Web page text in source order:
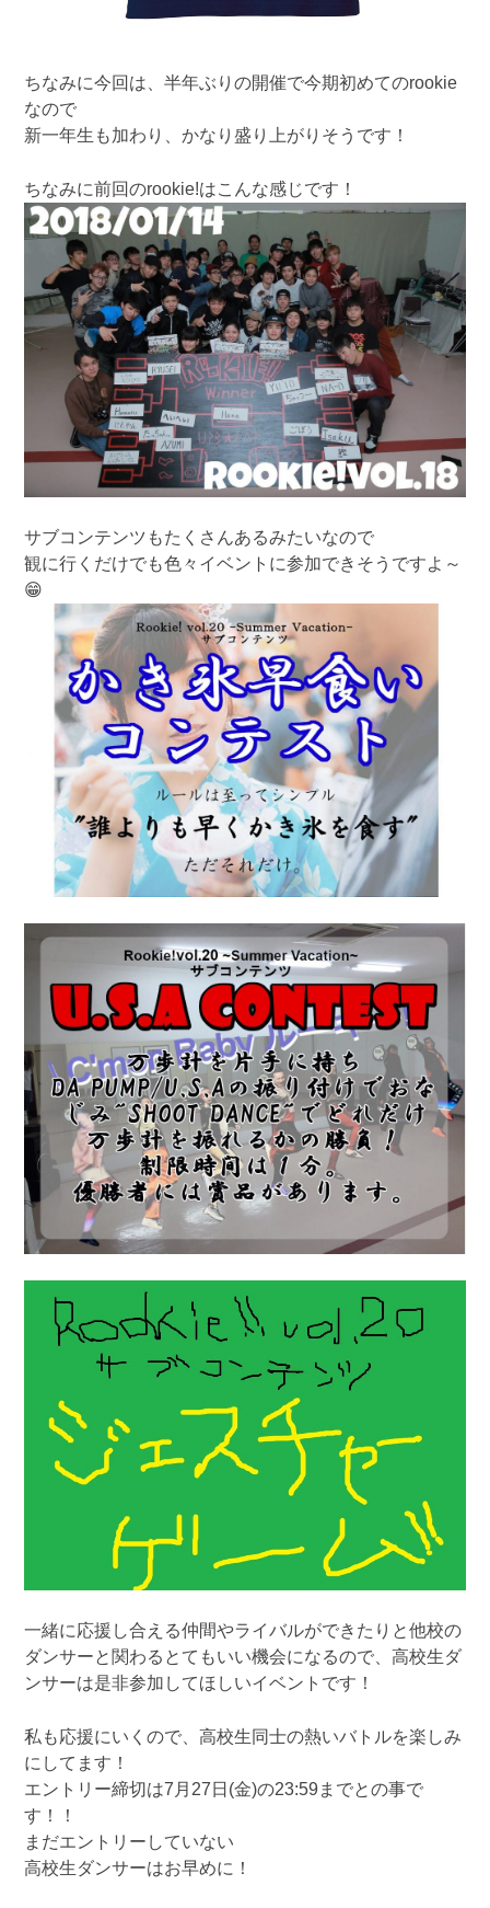
ちなみに今回は、半年ぶりの開催で今期初めてのrookie
なので
新一年生も加わり、かなり盛り上がりそうです！
ちなみに前回のrookie!はこんな感じです！
サブコンテンツもたくさんあるみたいなので
観に行くだけでも色々イベントに参加できそうですよ～
😁
一緒に応援し合える仲間やライバルができたりと他校の
ダンサーと関わるとてもいい機会になるので、高校生ダ
ンサーは是非参加してほしいイベントです！
私も応援にいくので、高校生同士の熱いバトルを楽しみ
にしてます！
エントリー締切は7月27日(金)の23:59までとの事で
す！！
まだエントリーしていない
高校生ダンサーはお早めに！